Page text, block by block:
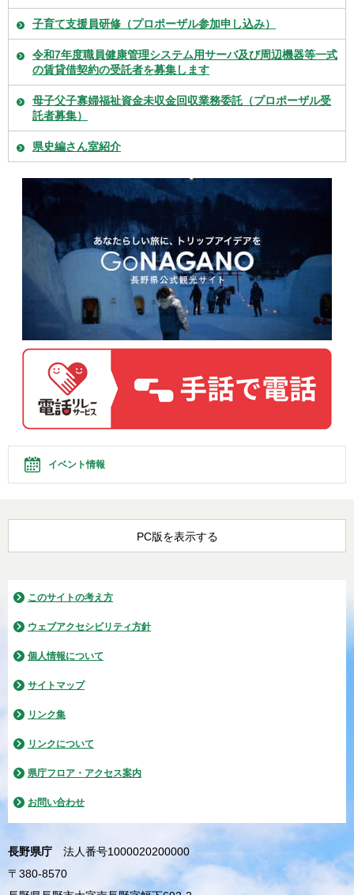
子育て支援員研修（プロポーザル参加申し込み）
令和7年度職員健康管理システム用サーバ及び周辺機器等一式
の賃貸借契約の受託者を募集します
母子父子寡婦福祉資金未収金回収業務委託（プロポーザル受
託者募集）
県史編さん室紹介
イベント情報
PC版を表示する
このサイトの考え方
ウェブアクセシビリティ方針
個人情報について
サイトマップ
リンク集
リンクについて
県庁フロア・アクセス案内
お問い合わせ
長野県庁
法人番号1000020200000
〒380-8570